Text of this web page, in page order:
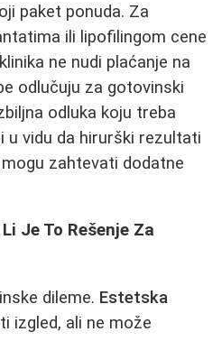
paket ponuda. Za
ili lipofilingom cene
ne nudi plaćanje na
odlučuju za gotovinski
odluka koju treba
u vidu da hirurški rezultati
zahtevati dodatne
Je To Rešenje Za
dileme. Estetska
izgled, ali ne može